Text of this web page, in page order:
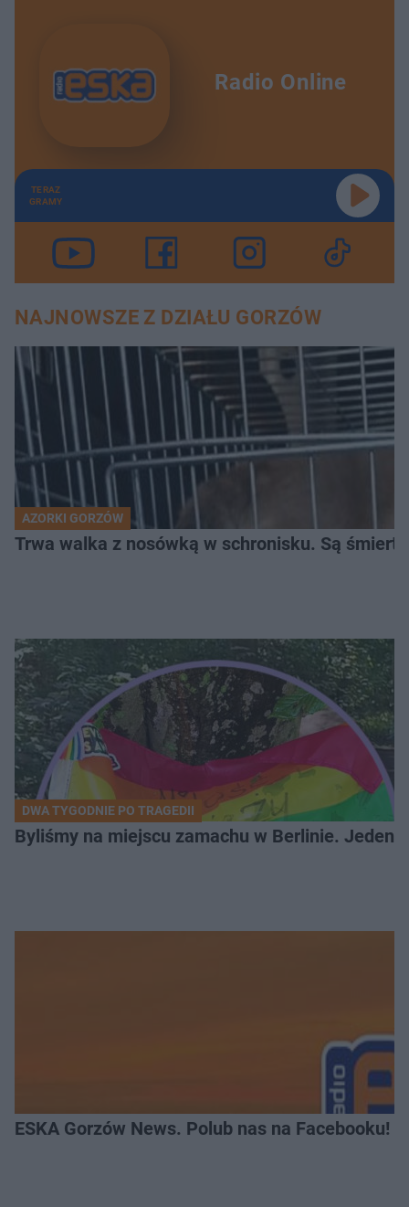
Radio Online
TERAZ
GRAMY
NAJNOWSZE Z DZIAŁU GORZÓW
AZORKI GORZÓW
Trwa walka z nosówką w schronisku. Są
DWA TYGODNIE PO TRAGEDII
Byliśmy na miejscu zamachu w Berlinie. Jeden
ESKA Gorzów News. Polub nas na Facebooku!